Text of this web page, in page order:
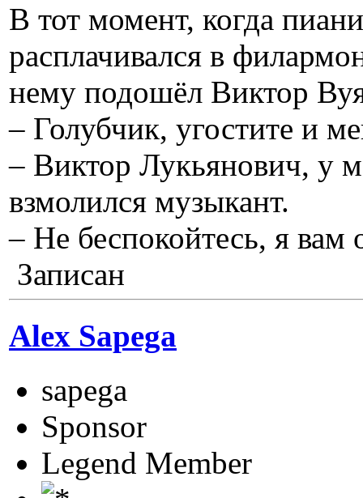
В тот момент, когда
расплачивался в
нему подошёл Виктор
– Голубчик, угостите и
– Виктор Лукьянович, у
взмолился музыкант.
– Не беспокойтесь, я
Записан
Alex Sapega
sapega
Sponsor
Legend Member